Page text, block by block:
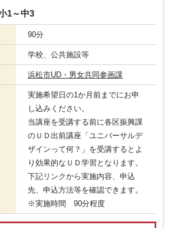
1～中3
90分
学校、公共施設等
浜松市UD・男女共同参画課
実施希望日の1か月前までにお申
し込みください。
当講座を受講する前に各区振興課
のＵＤ出前講座「ユニバーサルデ
ザインって何？」を受講するとよ
り効果的なＵＤ学習となります。
下記リンクから実施内容、申込
先、申込方法等を確認できます。
※実施時間 90分程度